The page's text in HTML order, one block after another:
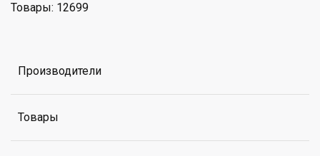
Товары: 12699
Производители
Товары